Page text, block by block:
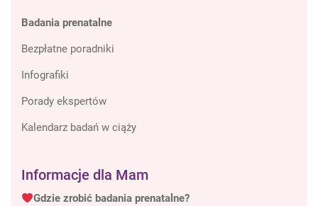
Badania prenatalne
Bezpłatne poradniki
Infografiki
Porady ekspertów
Kalendarz badań w ciąży
Informacje dla Mam
Gdzie zrobić badania prenatalne?